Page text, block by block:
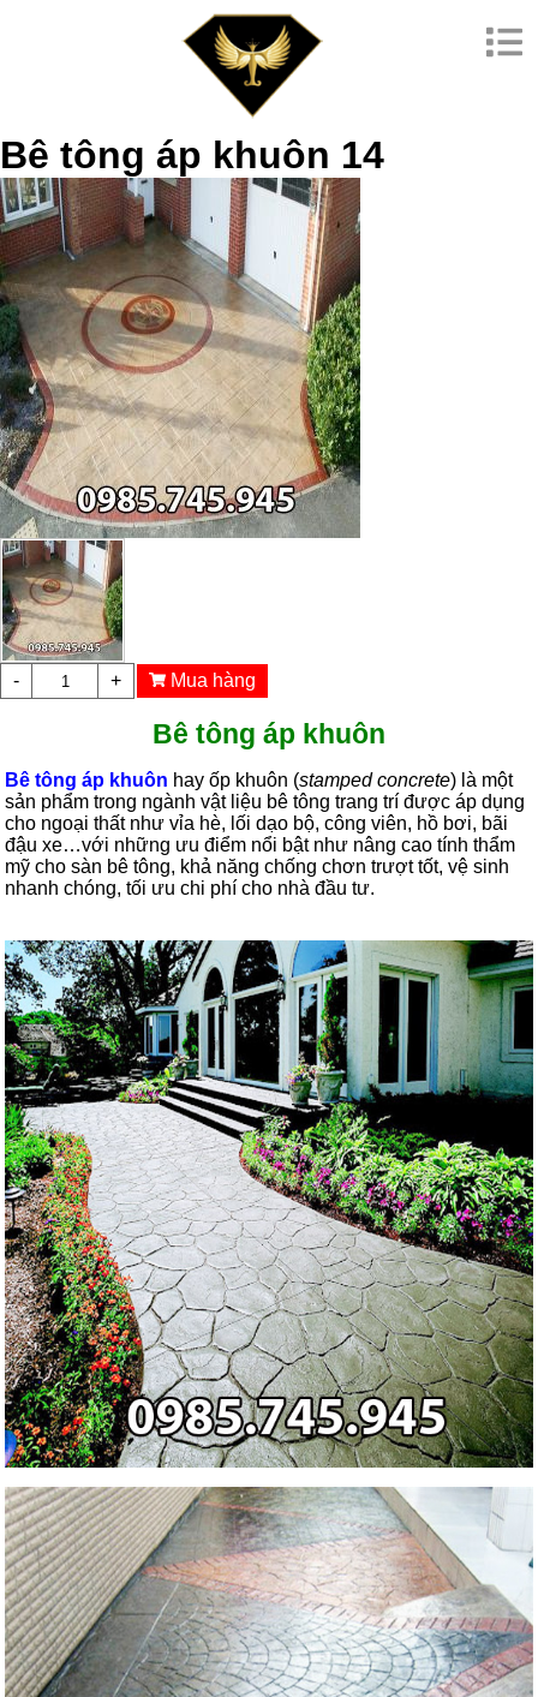
Bê tông áp khuôn 14
- + Mua hàng
Bê tông áp khuôn
Bê tông áp khuôn hay ốp khuôn (stamped concrete) là một
sản phẩm trong ngành vật liệu bê tông trang trí được áp dụng
cho ngoại thất như vỉa hè, lối dạo bộ, công viên, hồ bơi, bãi
đậu xe…với những ưu điểm nổi bật như nâng cao tính thẩm
mỹ cho sàn bê tông, khả năng chống chơn trượt tốt, vệ sinh
nhanh chóng, tối ưu chi phí cho nhà đầu tư.